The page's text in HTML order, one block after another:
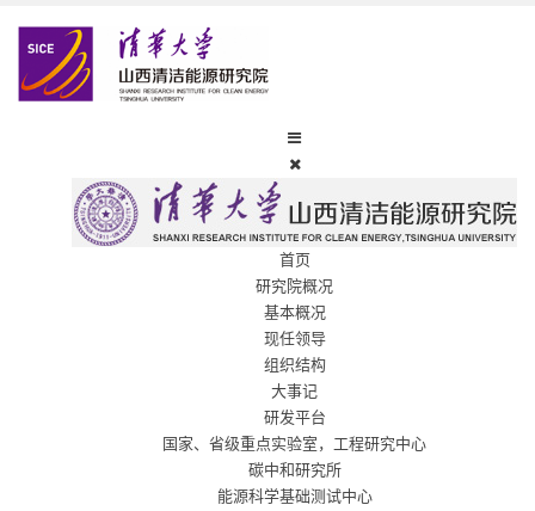
首页
研究院概况
基本概况
现任领导
组织结构
大事记
研发平台
国家、省级重点实验室，工程研究中心
碳中和研究所
能源科学基础测试中心